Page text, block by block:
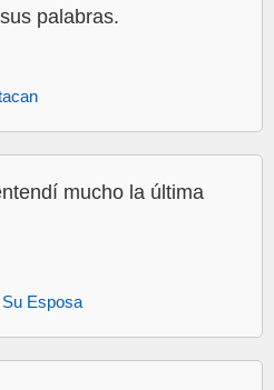
palabras.
mucho la última
Esposa